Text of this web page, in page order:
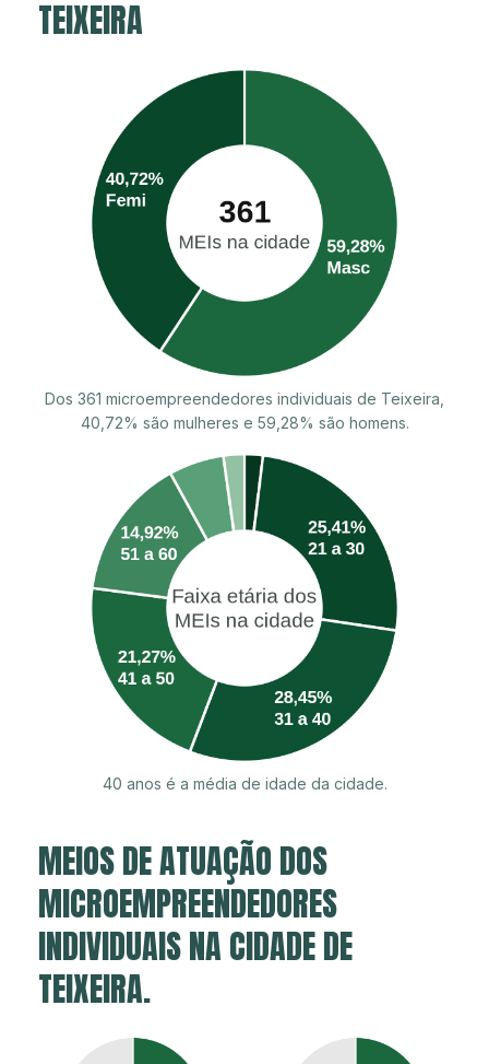
TEIXEIRA
Dos 361 microempreendedores individuais de Teixeira,
40,72% são mulheres e 59,28% são homens.
40 anos é a média de idade da cidade.
MEIOS DE ATUAÇÃO DOS
MICROEMPREENDEDORES
INDIVIDUAIS NA CIDADE DE
TEIXEIRA.